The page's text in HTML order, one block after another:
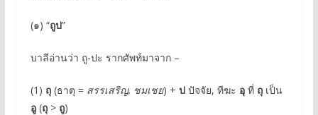
(๑) “ถูป”
บาลีอ่านว่า ถู-ปะ รากศัพท์มาจาก –
(1) ถุ(ธาตุ = สรรเสริญ, ชมเชย) + ปปัจจัย, ทีฆะ อุที่ ถุเป็น
อู(ถุ> ถู)